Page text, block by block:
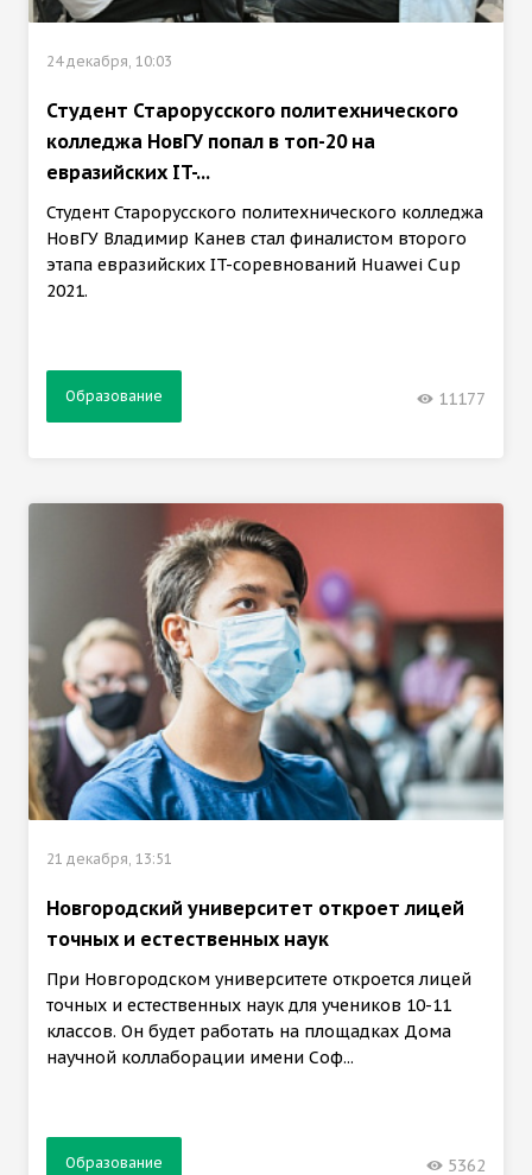
24 декабря, 10:03
Студент Старорусского политехнического
колледжа НовГУ попал в топ-20 на
евразийских IT-...
Студент Старорусского политехнического колледжа
НовГУ Владимир Канев стал финалистом второго
этапа евразийских IT-соревнований Huawei Cup
2021.
Образование 11177
21 декабря, 13:51
Новгородский университет откроет лицей
точных и естественных наук
При Новгородском университете откроется лицей
точных и естественных наук для учеников 10-11
классов. Он будет работать на площадках Дома
научной коллаборации имени Соф...
Образование 5362